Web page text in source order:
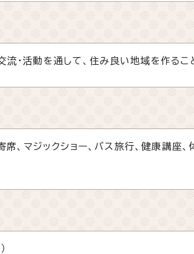
・活動を通して、住み良い地域を作るこ
、マジックショー、バス旅行、健康講座